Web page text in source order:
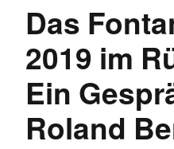
Das
2019 im
Ein
Roland